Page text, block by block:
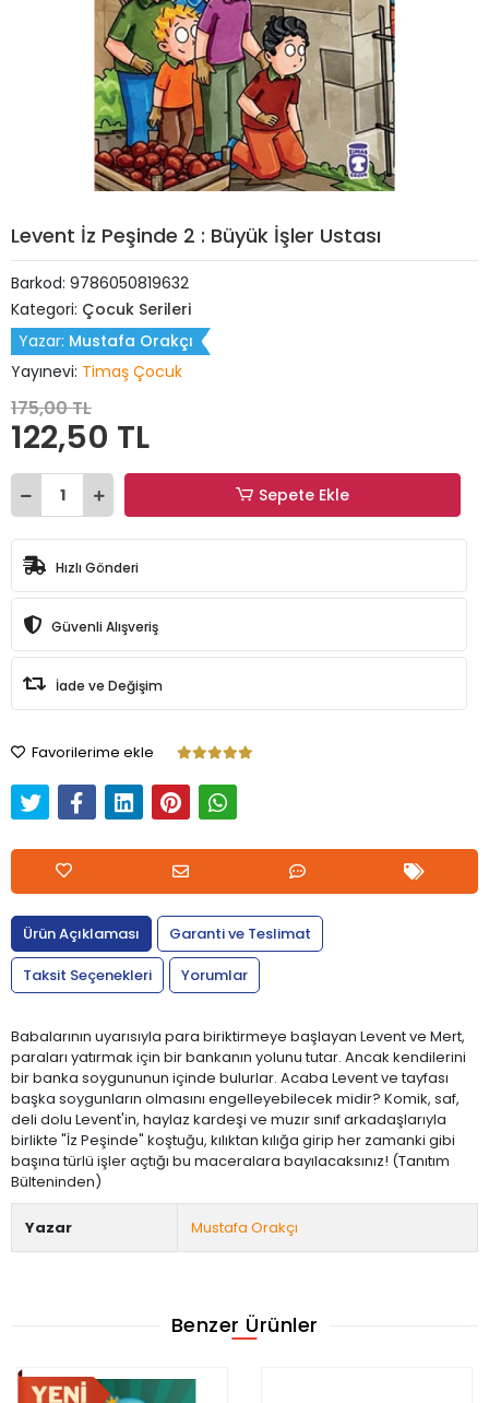
Levent İz Peşinde 2 : Büyük İşler Ustası
Barkod: 9786050819632
Kategori: Çocuk Serileri
Yazar: Mustafa Orakçı
Yayınevi: Timaş Çocuk
175,00 TL
122,50 TL
Sepete Ekle
Hızlı Gönderi
Güvenli Alışveriş
İade ve Değişim
Favorilerime ekle
Ürün Açıklaması
Garanti ve Teslimat
Taksit Seçenekleri
Yorumlar
Babalarının uyarısıyla para biriktirmeye başlayan Levent ve Mert,
paraları yatırmak için bir bankanın yolunu tutar. Ancak kendilerini
bir banka soygununun içinde bulurlar. Acaba Levent ve tayfası
başka soygunların olmasını engelleyebilecek midir? Komik, saf,
deli dolu Levent'in, haylaz kardeşi ve muzır sınıf arkadaşlarıyla
birlikte "İz Peşinde" koştuğu, kılıktan kılığa girip her zamanki gibi
başına türlü işler açtığı bu maceralara bayılacaksınız! (Tanıtım
Bülteninden)
Yazar Mustafa Orakçı
Benzer Ürünler